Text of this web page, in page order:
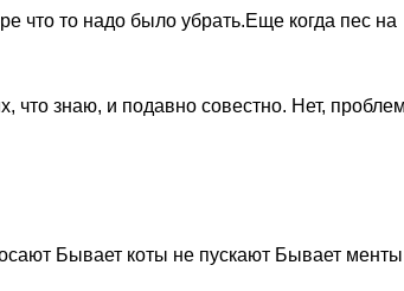
что то надо было убрать.Еще когда пес на
что знаю, и подавно совестно. Нет,
Бывает коты не пускают Бывает менты